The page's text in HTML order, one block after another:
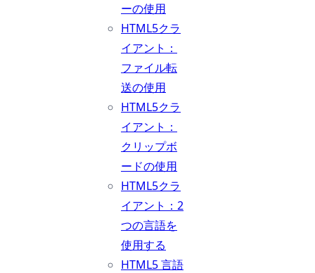
ーの使用
HTML5クラ
イアント：
ファイル転
送の使用
HTML5クラ
イアント：
クリップボ
ードの使用
HTML5クラ
イアント：2
つの言語を
使用する
HTML5 言語